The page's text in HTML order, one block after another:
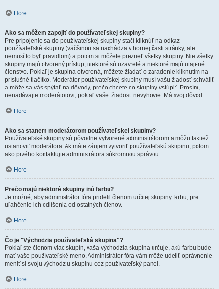
Hore
Ako sa môžem zapojiť do používateľskej skupiny?
Pre pripojenie sa do používateľskej skupiny stačí kliknúť na odkaz
používateľské skupiny (väčšinou sa nachádza v hornej časti stránky, ale
nemusí to byť pravidlom) a potom si môžete prezrieť všetky skupiny. Nie všetky
skupiny majú otvorený prístup, niektoré sú uzavreté a niektoré majú utajené
členstvo. Pokiaľ je skupina otvorená, môžete žiadať o zaradenie kliknutím na
príslušné tlačítko. Moderátor používateľskej skupiny musí vašu žiadosť schváliť
a môže sa vás spýtať na dôvody, prečo chcete do skupiny vstúpiť. Prosím,
nenadávajte moderátorovi, pokiaľ vašej žiadosti nevyhovie. Má svoj dôvod.
Hore
Ako sa stanem moderátorom používateľskej skupiny?
Používateľské skupiny sú pôvodne vytvorené administrátorom a môžu taktiež
ustanoviť moderátora. Ak máte záujem vytvoriť používateľskú skupinu, potom
ako prvého kontaktujte administrátora súkromnou správou.
Hore
Prečo majú niektoré skupiny inú farbu?
Je možné, aby administrátor fóra pridelil členom určitej skupiny farbu, pre
uľahčenie ich odlíšenia od ostatných členov.
Hore
Čo je "Východzia používateľská skupina"?
Pokiaľ ste členom viac skupín, vaša východzia skupina určuje, akú farbu bude
mať vaše používateľské meno. Administrátor fóra vám môže udeliť oprávnenie
meniť si svoju východziu skupinu cez používateľský panel.
Hore